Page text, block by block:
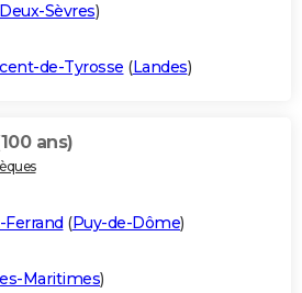
Deux-Sèvres)
de-Tyrosse (Landes)
ans)
(Puy-de-Dôme)
Maritimes)